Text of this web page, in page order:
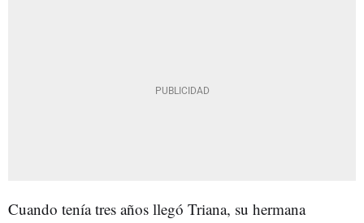
Cuando tenía tres años llegó Triana, su hermana